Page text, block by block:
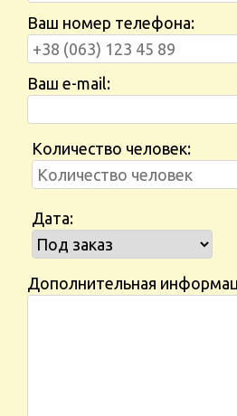
Ваш номер телефона:
Ваш e-mail:
Количество человек:
Дата:
Дополнительная